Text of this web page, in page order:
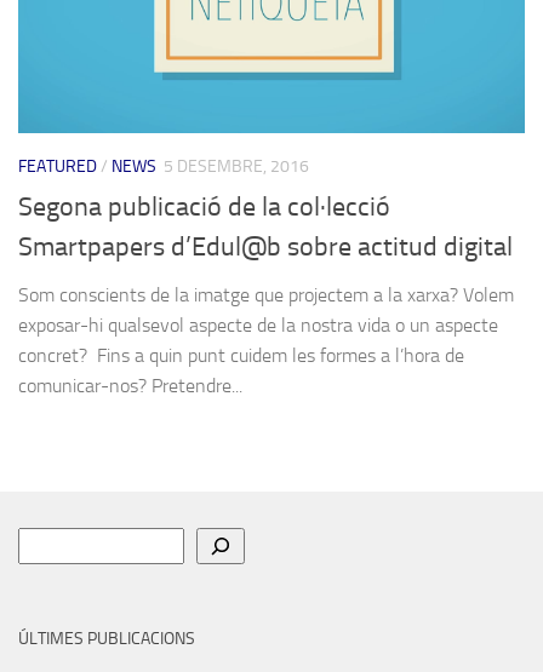
FEATURED/ NEWS 5 DESEMBRE, 2016
Segona publicació de la col·lecció
Smartpapers d’Edul@b sobre actitud digital
Som conscients de la imatge que projectem a la xarxa? Volem
exposar-hi qualsevol aspecte de la nostra vida o un aspecte
concret? Fins a quin punt cuidem les formes a l’hora de
comunicar-nos? Pretendre...
ÚLTIMES PUBLICACIONS